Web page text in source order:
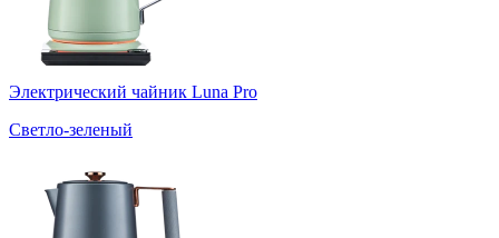
Электрический чайник Luna Pro
Светло-зеленый